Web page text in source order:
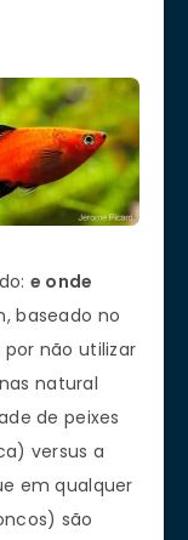
e onde
baseado no
não utilizar
natural
de peixes
versus a
em qualquer
são